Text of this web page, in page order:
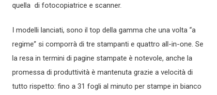
quella di fotocopiatrice e scanner.
I modelli lanciati, sono il top della gamma che una volta “a
regime” si comporrà di tre stampanti e quattro all-in-one. Se
la resa in termini di pagine stampate è notevole, anche la
promessa di produttività è mantenuta grazie a velocità di
tutto rispetto: fino a 31 fogli al minuto per stampe in bianco